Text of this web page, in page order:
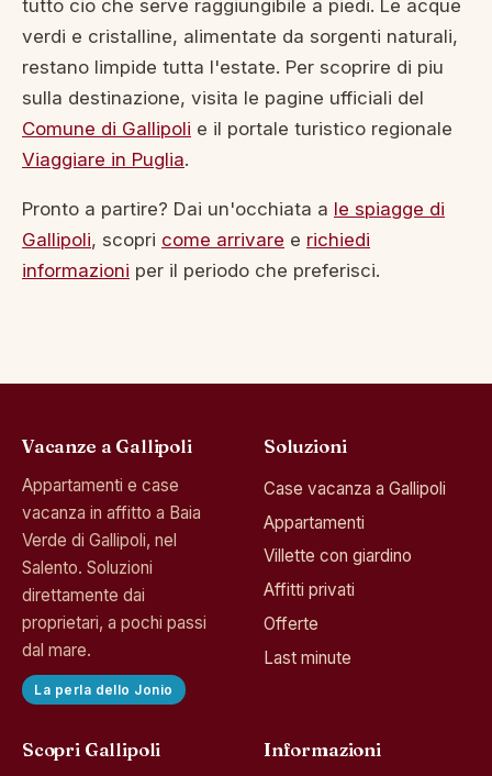
tutto cio che serve raggiungibile a piedi. Le acque
verdi e cristalline, alimentate da sorgenti naturali,
restano limpide tutta l'estate. Per scoprire di piu
sulla destinazione, visita le pagine ufficiali del
Comune di Gallipoli e il portale turistico regionale
Viaggiare in Puglia.
Pronto a partire? Dai un'occhiata a le spiagge di
Gallipoli, scopri come arrivare e richiedi
informazioni per il periodo che preferisci.
Vacanze a Gallipoli
Appartamenti e case
vacanza in affitto a Baia
Verde di Gallipoli, nel
Salento. Soluzioni
direttamente dai
proprietari, a pochi passi
dal mare.
La perla dello Jonio
Soluzioni
Case vacanza a Gallipoli
Appartamenti
Villette con giardino
Affitti privati
Offerte
Last minute
Scopri Gallipoli Informazioni